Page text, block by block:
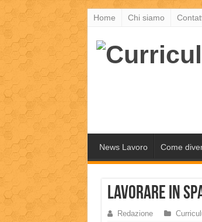
Home Chi siamo
News Lavoro Come
Lavorare in
Redazione